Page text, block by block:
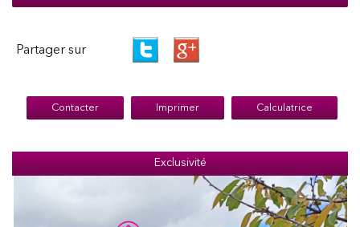
Partager sur
Contacter Imprimer Calculatrice
Exclusivité